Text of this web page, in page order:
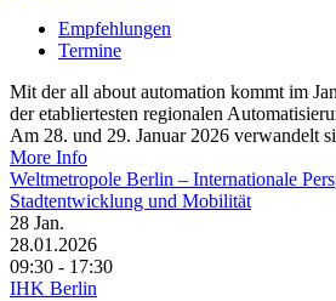
Empfehlungen
Termine
Mit der all about automation kommt im
der etabliertesten regionalen
Am 28. und 29. Januar 2026 verwandelt
More Info
Weltmetropole Berlin – Internationale
Stadtentwicklung und Mobilität
28 Jan.
28.01.2026
09:30 - 17:30
IHK Berlin